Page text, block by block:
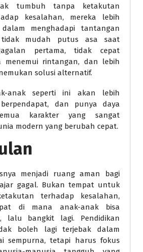
tumbuh tanpa ketakutan
kesalahan, mereka lebih
menghadapi tantangan
tidak mudah putus asa saat
pertama, tidak cepat
menemui rintangan, dan lebih
solusi alternatif.
anak seperti ini akan lebih
dan punya daya
karakter yang sangat
modern yang berubah cepat.
menjadi ruang aman bagi
gagal. Bukan tempat untuk
terhadap kesalahan,
di mana anak-anak bisa
lalu bangkit lagi. Pendidikan
boleh lagi terjebak dalam
sempurna, tetapi harus fokus